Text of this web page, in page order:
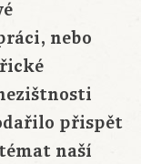
nebo
přispět
naší